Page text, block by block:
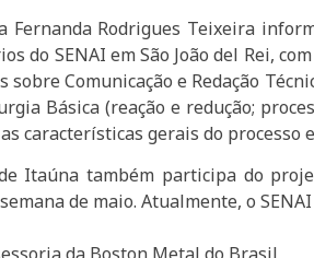
Fernanda Rodrigues Teixeira
do SENAI em São João del Rei,
sobre Comunicação e Redação
Básica (reação e redução;
características gerais do
Itaúna também participa do
de maio. Atualmente, o